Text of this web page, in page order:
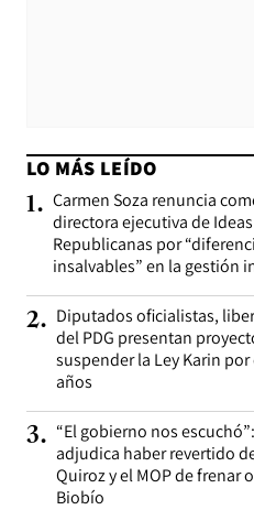
LO MÁS LEÍDO
1. Carmen Soza renuncia
directora ejecutiva de Ideas
Republicanas por
insalvables” en la gestión
2. Diputados oficialistas,
del PDG presentan
suspender la Ley Karin por
años
3. “El gobierno nos
adjudica haber revertido
Quiroz y el MOP de frenar
Biobío